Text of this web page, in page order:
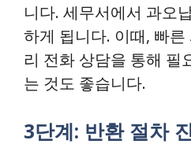
니다. 세무서에서 과오
하게 됩니다. 이때, 빠
리 전화 상담을 통해 필
는 것도 좋습니다.
3단계: 반환 절차